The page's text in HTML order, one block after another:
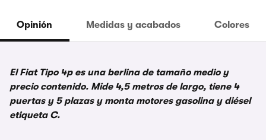
Opinión Medidas y acabados Colores
El Fiat Tipo 4p es una berlina de tamaño medio y
precio contenido. Mide 4,5 metros de largo, tiene 4
puertas y 5 plazas y monta motores gasolina y diésel
etiqueta C.